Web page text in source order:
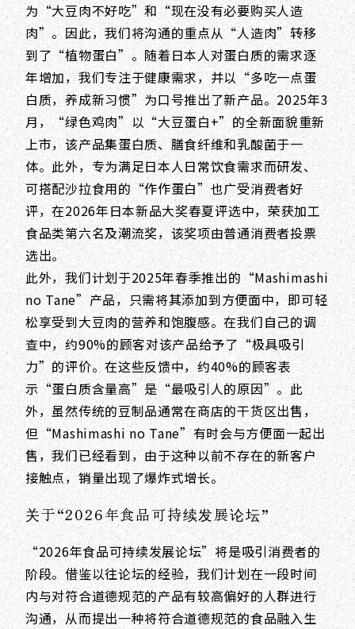
为“大豆肉不好吃”和“现在没有必要购买人造
肉”。因此，我们将沟通的重点从“人造肉”转移
到了“植物蛋白”。随着日本人对蛋白质的需求逐
年增加，我们专注于健康需求，并以“多吃一点蛋
白质，养成新习惯”为口号推出了新产品。2025年3
月，“绿色鸡肉”以“大豆蛋白+”的全新面貌重新
上市，该产品集蛋白质、膳食纤维和乳酸菌于一
体。此外，专为满足日本人日常饮食需求而研发、
可搭配沙拉食用的“作作蛋白”也广受消费者好
评，在2026年日本新品大奖春夏评选中，荣获加工
食品类第六名及潮流奖，该奖项由普通消费者投票
选出。
此外，我们计划于2025年春季推出的“Mashimashi
no Tane”产品，只需将其添加到方便面中，即可轻
松享受到大豆肉的营养和饱腹感。在我们自己的调
查中，约90%的顾客对该产品给予了“极具吸引
力”的评价。在这些反馈中，约40%的顾客表
示“蛋白质含量高”是“最吸引人的原因”。此
外，虽然传统的豆制品通常在商店的干货区出售，
但“Mashimashi no Tane”有时会与方便面一起出
售，我们已经看到，由于这种以前不存在的新客户
接触点，销量出现了爆炸式增长。
关于“2026年食品可持续发展论坛”
“2026年食品可持续发展论坛”将是吸引消费者的
阶段。借鉴以往论坛的经验，我们计划在一段时间
内与对符合道德规范的产品有较高偏好的人群进行
沟通，从而提出一种将符合道德规范的食品融入生